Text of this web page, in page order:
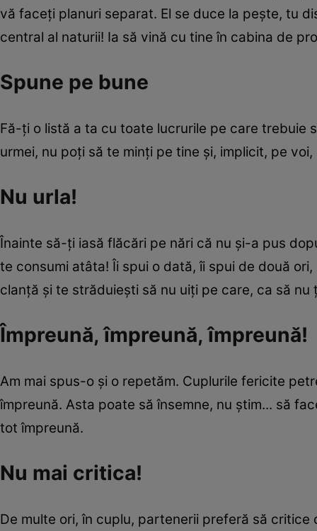
vă faceţi planuri separat. El se duce la peşte, tu
central al naturii! Ia să vină cu tine în cabina de
Spune pe bune
Fă-ţi o listă a ta cu toate lucrurile pe care trebuie
urmei, nu poţi să te minţi pe tine şi, implicit, pe
Nu urla!
Înainte să-ţi iasă flăcări pe nări că nu şi-a pus
te consumi atâta! Îi spui o dată, îi spui de două
clanţă şi te străduieşti să nu uiţi pe care, ca să nu
Împreună, împreună, împreună!
Am mai spus-o şi o repetăm. Cuplurile fericite
împreună. Asta poate să însemne, nu ştim... să
tot împreună.
Nu mai critica!
De multe ori, în cuplu, partenerii preferă să